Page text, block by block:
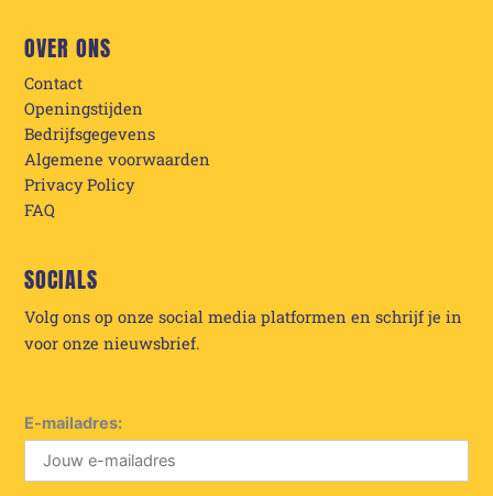
OVER ONS
Contact
Openingstijden
Bedrijfsgegevens
Algemene voorwaarden
Privacy Policy
FAQ
SOCIALS
Volg ons op onze social media platformen en schrijf je in
voor onze nieuwsbrief.
E-mailadres: